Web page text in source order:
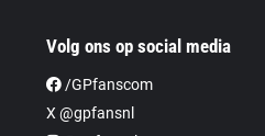
Volg ons op social media
/GPfanscom
X @gpfansnl